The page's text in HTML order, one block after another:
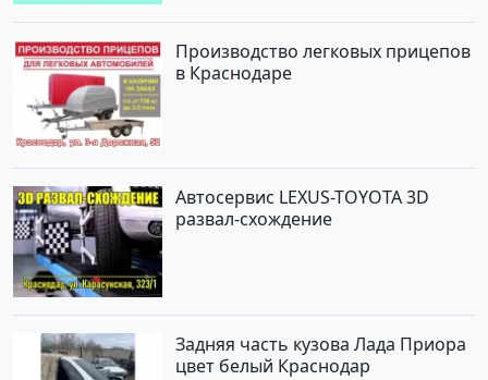
Производство легковых прицепов
в Краснодаре
Автосервис LEXUS-TOYOTA 3D
развал-схождение
Задняя часть кузова Лада Приора
цвет белый Краснодар